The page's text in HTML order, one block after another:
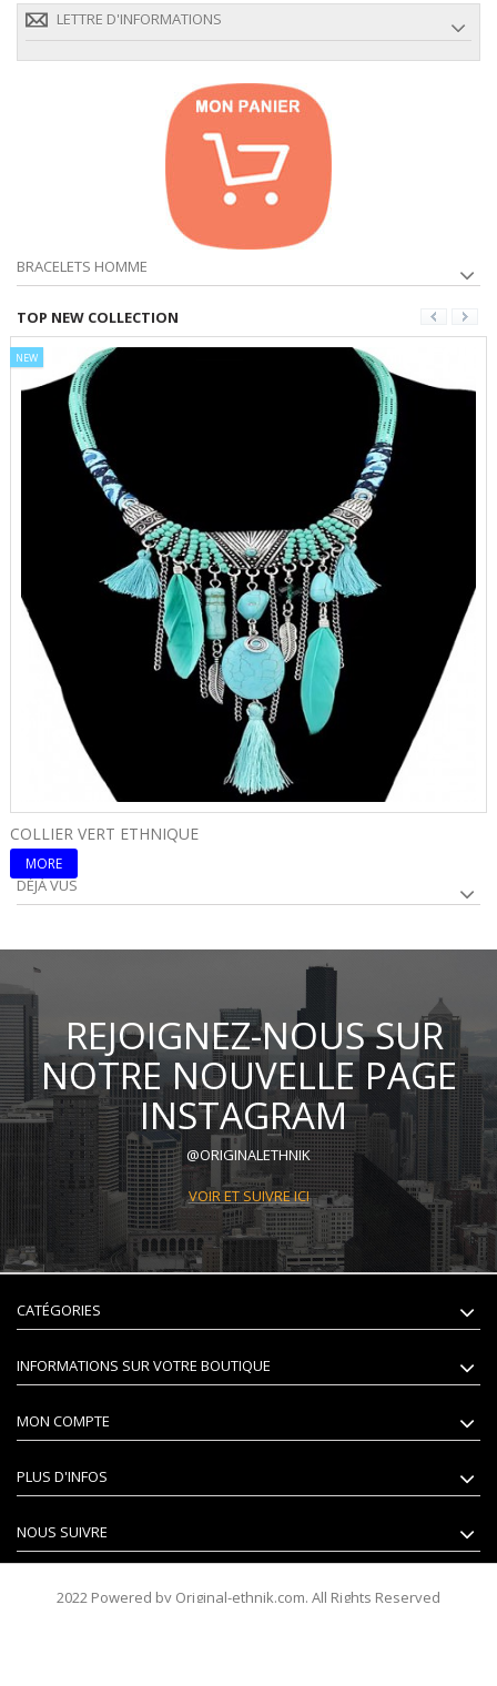
LETTRE D'INFORMATIONS
BRACELETS HOMME
TOP NEW COLLECTION
NEW
COLLIER VERT ETHNIQUE
MORE
DÉJÀ VUS
REJOIGNEZ-NOUS SUR
NOTRE NOUVELLE PAGE
INSTAGRAM
@ORIGINALETHNIK
VOIR ET SUIVRE ICI
CATÉGORIES
INFORMATIONS SUR VOTRE BOUTIQUE
MON COMPTE
PLUS D'INFOS
NOUS SUIVRE
2022 Powered by Original-ethnik.com. All Rights Reserved